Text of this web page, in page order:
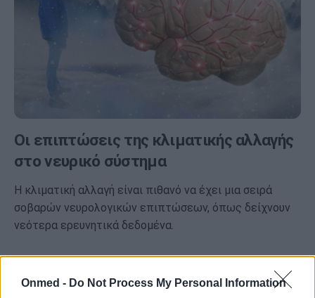
Onmed - Do Not Process My Personal Information
Οι επιπτώσεις της κλιματικής αλλαγής
στο νευρικό σύστημα
Η κλιματική αλλαγή είναι πιθανό να έχει μια σειρά
σοβαρών νευρολογικών επιπτώσεων, όπως δείχνουν
νεότερα ερευνητικά δεδομένα.